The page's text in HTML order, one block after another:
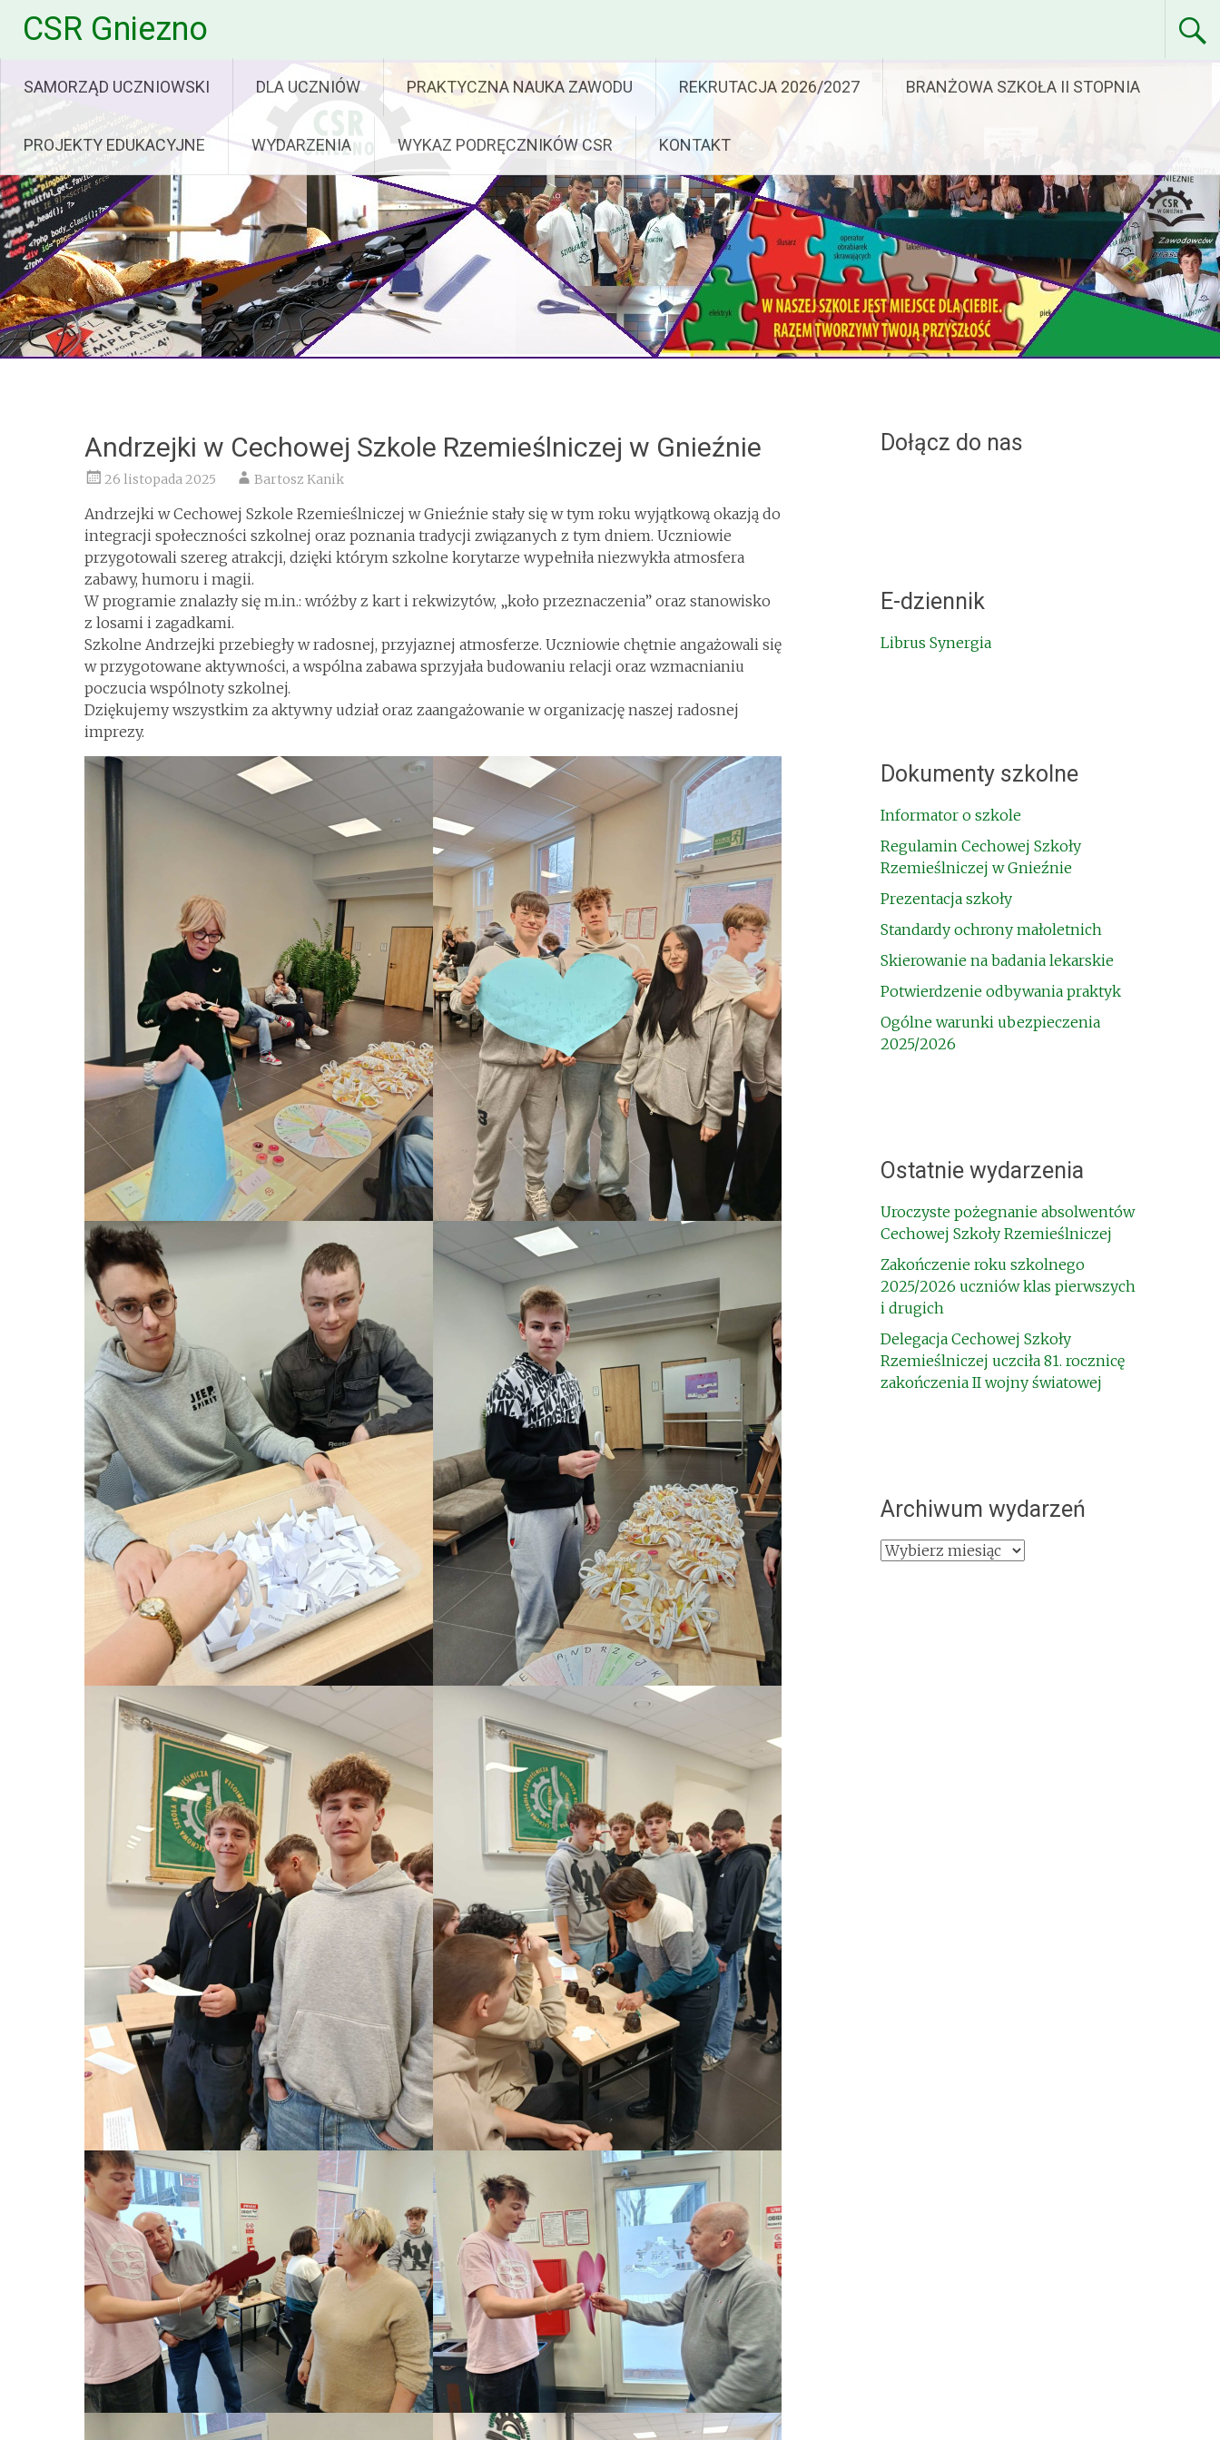
content
CSR Gniezno
SAMORZĄD UCZNIOWSKI DLA UCZNIÓW PRAKTYCZNA NAUKA ZAWODU REKRUTACJA 2026/2027 BRANŻOWA SZKOŁA II STOPNIA
PROJEKTY EDUKACYJNE WYDARZENIA WYKAZ PODRĘCZNIKÓW CSR KONTAKT
Andrzejki w Cechowej Szkole Rzemieślniczej w Gnieźnie
26 listopada 2025 Bartosz Kanik
Andrzejki w Cechowej Szkole Rzemieślniczej w Gnieźnie stały się w tym roku wyjątkową okazją do
integracji społeczności szkolnej oraz poznania tradycji związanych z tym dniem. Uczniowie
przygotowali szereg atrakcji, dzięki którym szkolne korytarze wypełniła niezwykła atmosfera
zabawy, humoru i magii.
W programie znalazły się m.in.: wróżby z kart i rekwizytów, „koło przeznaczenia” oraz stanowisko
z losami i zagadkami.
Szkolne Andrzejki przebiegły w radosnej, przyjaznej atmosferze. Uczniowie chętnie angażowali się
w przygotowane aktywności, a wspólna zabawa sprzyjała budowaniu relacji oraz wzmacnianiu
poczucia wspólnoty szkolnej.
Dziękujemy wszystkim za aktywny udział oraz zaangażowanie w organizację naszej radosnej
imprezy.
Dołącz do nas
E-dziennik
Librus Synergia
Dokumenty szkolne
Informator o szkole
Regulamin Cechowej Szkoły
Rzemieślniczej w Gnieźnie
Prezentacja szkoły
Standardy ochrony małoletnich
Skierowanie na badania lekarskie
Potwierdzenie odbywania praktyk
Ogólne warunki ubezpieczenia
2025/2026
Ostatnie wydarzenia
Uroczyste pożegnanie absolwentów
Cechowej Szkoły Rzemieślniczej
Zakończenie roku szkolnego
2025/2026 uczniów klas pierwszych
i drugich
Delegacja Cechowej Szkoły
Rzemieślniczej uczciła 81. rocznicę
zakończenia II wojny światowej
Archiwum wydarzeń
Archiwum